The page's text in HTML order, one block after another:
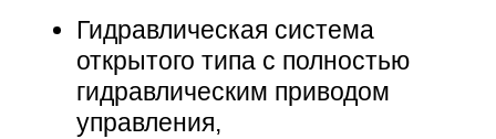
Гидравлическая система
открытого типа с полностью
гидравлическим приводом
управления,